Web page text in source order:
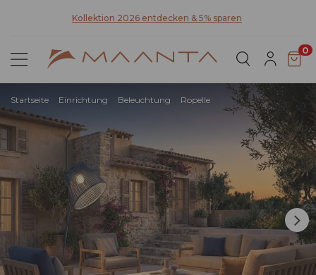
0
Startseite Einrichtung Beleuchtung Ropelle